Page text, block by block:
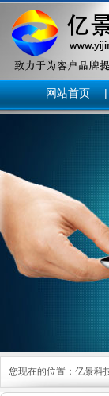
网站首页
您现在的位置： 亿景科